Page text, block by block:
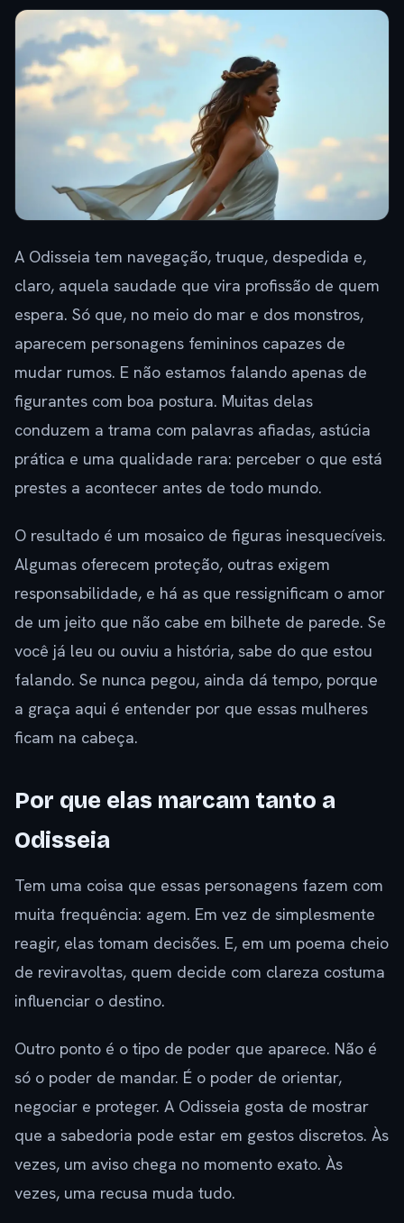
A Odisseia tem navegação, truque, despedida e,
claro, aquela saudade que vira profissão de quem
espera. Só que, no meio do mar e dos monstros,
aparecem personagens femininos capazes de
mudar rumos. E não estamos falando apenas de
figurantes com boa postura. Muitas delas
conduzem a trama com palavras afiadas, astúcia
prática e uma qualidade rara: perceber o que está
prestes a acontecer antes de todo mundo.
O resultado é um mosaico de figuras inesquecíveis.
Algumas oferecem proteção, outras exigem
responsabilidade, e há as que ressignificam o amor
de um jeito que não cabe em bilhete de parede. Se
você já leu ou ouviu a história, sabe do que estou
falando. Se nunca pegou, ainda dá tempo, porque
a graça aqui é entender por que essas mulheres
ficam na cabeça.
Por que elas marcam tanto a
Odisseia
Tem uma coisa que essas personagens fazem com
muita frequência: agem. Em vez de simplesmente
reagir, elas tomam decisões. E, em um poema cheio
de reviravoltas, quem decide com clareza costuma
influenciar o destino.
Outro ponto é o tipo de poder que aparece. Não é
só o poder de mandar. É o poder de orientar,
negociar e proteger. A Odisseia gosta de mostrar
que a sabedoria pode estar em gestos discretos. Às
vezes, um aviso chega no momento exato. Às
vezes, uma recusa muda tudo.